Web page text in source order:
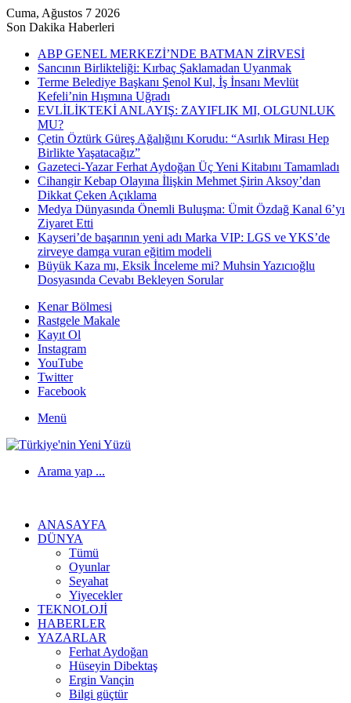
Cuma, Ağustos 7 2026
Son Dakika Haberleri
ABP GENEL MERKEZİ’NDE BATMAN ZİRVESİ
Sancının Birlikteliği: Kırbaç Şaklamadan Uyanmak
Terme Belediye Başkanı Şenol Kul, İş İnsanı Mevlüt
Kefeli’nin Hışmına Uğradı
EVLİLİKTEKİ ANLAYIŞ: ZAYIFLIK MI, OLGUNLUK
MU?
Çetin Öztürk Güreş Ağalığını Korudu: “Asırlık Mirası Hep
Birlikte Yaşatacağız”
Gazeteci-Yazar Ferhat Aydoğan Üç Yeni Kitabını Tamamladı
Cihangir Kebap Olayına İlişkin Mehmet Şirin Aksoy’dan
Dikkat Çeken Açıklama
Medya Dünyasında Önemli Buluşma: Ümit Özdağ Kanal 6’yı
Ziyaret Etti
Kayseri’de başarının yeni adı Marka VIP: LGS ve YKS’de
zirveye damga vuran eğitim modeli
Büyük Kaza mı, Eksik İnceleme mi? Muhsin Yazıcıoğlu
Dosyasında Cevabı Bekleyen Sorular
Kenar Bölmesi
Rastgele Makale
Kayıt Ol
Instagram
YouTube
Twitter
Facebook
Menü
Arama yap ...
ANASAYFA
DÜNYA
Tümü
Oyunlar
Seyahat
Yiyecekler
TEKNOLOJI
HABERLER
YAZARLAR
Ferhat Aydoğan
Hüseyin Dibektaş
Ergin Vançin
Bilgi güçtür